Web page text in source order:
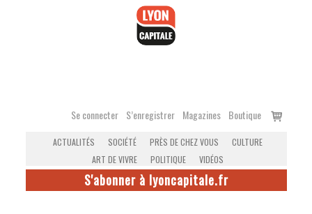
Se connecter S’enregistrer Magazines Boutique
Voir
ACTUALITÉS SOCIÉTÉ PRÈS DE CHEZ VOUS
CULTURE
ART DE VIVRE
POLITIQUE VIDÉOS
S'abonner à lyoncapitale.fr